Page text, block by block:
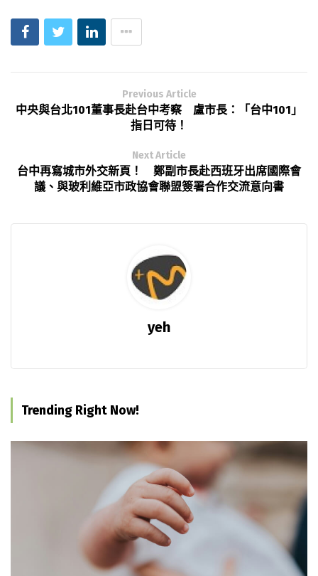
Previous Article
中央與台北101董事長赴台中考察 盧市長：「台中101」
指日可待！
Next Article
台中再寫城市外交新頁！ 鄭副市長赴西班牙出席國際會
議、與玻利維亞市政協會聯盟簽署合作交流意向書
yeh
Trending Right Now!